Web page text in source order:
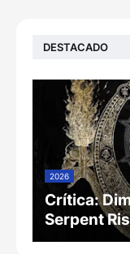
DESTACADO
2026
Crítica:
Serpent